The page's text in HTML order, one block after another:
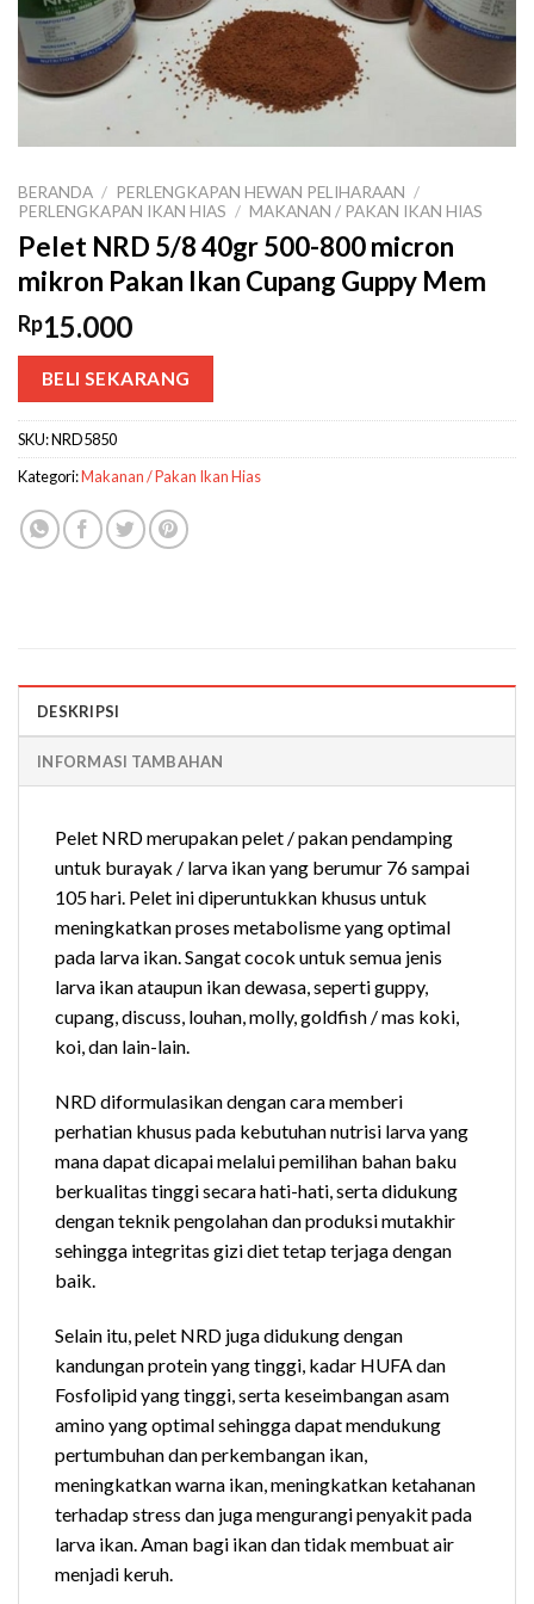
BERANDA / PERLENGKAPAN HEWAN PELIHARAAN /
PERLENGKAPAN IKAN HIAS / MAKANAN / PAKAN IKAN HIAS
Pelet NRD 5/8 40gr 500-800 micron
mikron Pakan Ikan Cupang Guppy Mem
Rp15.000
BELI SEKARANG
SKU:NRD5850
Kategori:Makanan / Pakan Ikan Hias
DESKRIPSI
INFORMASI TAMBAHAN
Pelet NRD merupakan pelet / pakan pendamping
untuk burayak / larva ikan yang berumur 76 sampai
105 hari. Pelet ini diperuntukkan khusus untuk
meningkatkan proses metabolisme yang optimal
pada larva ikan. Sangat cocok untuk semua jenis
larva ikan ataupun ikan dewasa, seperti guppy,
cupang, discuss, louhan, molly, goldfish / mas koki,
koi, dan lain-lain.
NRD diformulasikan dengan cara memberi
perhatian khusus pada kebutuhan nutrisi larva yang
mana dapat dicapai melalui pemilihan bahan baku
berkualitas tinggi secara hati-hati, serta didukung
dengan teknik pengolahan dan produksi mutakhir
sehingga integritas gizi diet tetap terjaga dengan
baik.
Selain itu, pelet NRD juga didukung dengan
kandungan protein yang tinggi, kadar HUFA dan
Fosfolipid yang tinggi, serta keseimbangan asam
amino yang optimal sehingga dapat mendukung
pertumbuhan dan perkembangan ikan,
meningkatkan warna ikan, meningkatkan ketahanan
terhadap stress dan juga mengurangi penyakit pada
larva ikan. Aman bagi ikan dan tidak membuat air
menjadi keruh.